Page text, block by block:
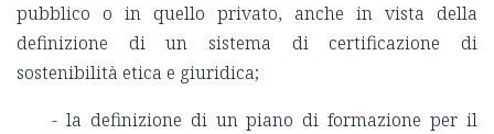
pubblico o in quello privato, anche in vista della
definizione di un sistema di certificazione di
sostenibilità etica e giuridica;
- la definizione di un piano di formazione per il